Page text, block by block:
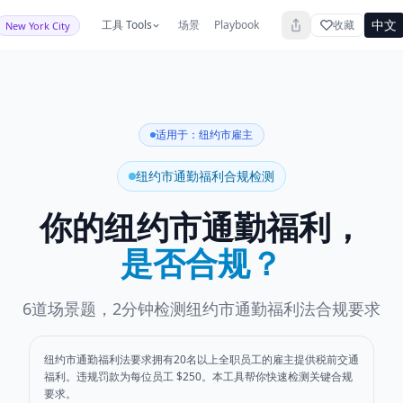
New York City 工具 Tools 场景 Playbook 收藏 中文
适用于：纽约市雇主
纽约市通勤福利合规检测
你的纽约市通勤福利，
是否合规？
6道场景题，2分钟检测纽约市通勤福利法合规要求
纽约市通勤福利法要求拥有20名以上全职员工的雇主提供税前交通
福利。违规罚款为每位员工 $250。本工具帮你快速检测关键合规
要求。
NYC Commuter Benefits